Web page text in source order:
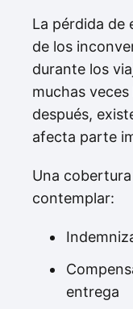
La pérdida de
de los
durante los
muchas
después,
afecta parte
Una
contemplar:
entrega